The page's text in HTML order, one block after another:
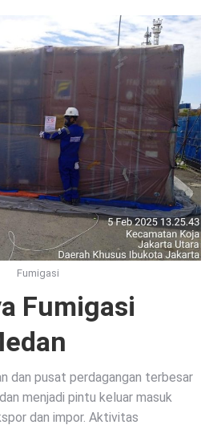
Fumigasi
Fumigasi
dan pusat perdagangan terbesar
menjadi pintu keluar masuk
dan impor. Aktivitas